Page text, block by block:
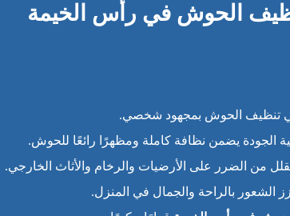
الحوش في رأس الخيمة
تنظيف الحوش بمجهود شخصي.
الجودة يضمن نظافة كاملة ومظهرًا رائعًا للحوش.
من الضرر على الأرضيات والرخام والأثاث الخارجي.
بالراحة والجمال في المنزل.